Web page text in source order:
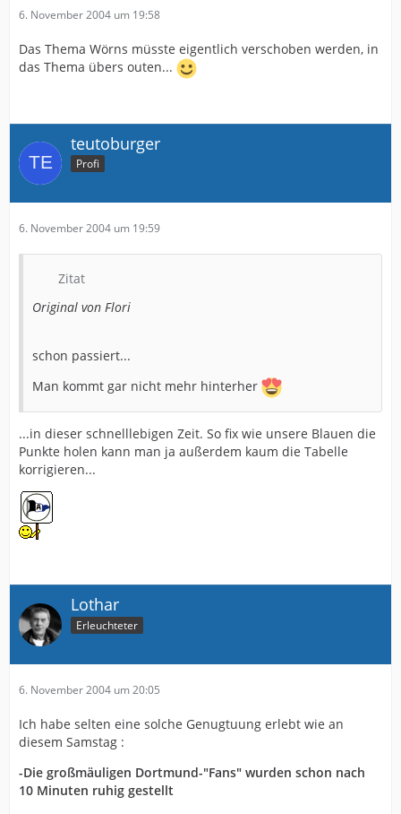
6. November 2004 um 19:58
Das Thema Wörns müsste eigentlich verschoben werden, in
das Thema übers outen...
teutoburger
Profi
6. November 2004 um 19:59
Zitat
Original von Flori
schon passiert...
Man kommt gar nicht mehr hinterher
...in dieser schnelllebigen Zeit. So fix wie unsere Blauen die
Punkte holen kann man ja außerdem kaum die Tabelle
korrigieren...
Lothar
Erleuchteter
6. November 2004 um 20:05
Ich habe selten eine solche Genugtuung erlebt wie an
diesem Samstag :
-Die großmäuligen Dortmund-"Fans" wurden schon nach
10 Minuten ruhig gestellt